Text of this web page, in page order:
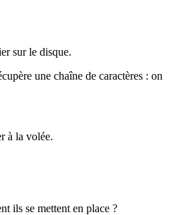
sur le disque.
une chaîne de caractères : on
à la volée.
ils se mettent en place ?